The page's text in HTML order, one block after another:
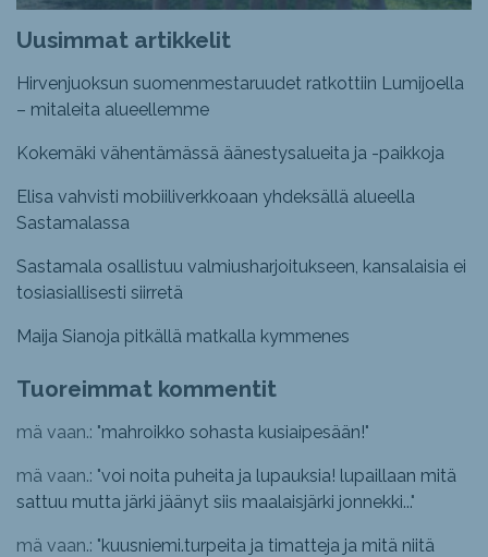
Uusimmat artikkelit
Hirvenjuoksun suomenmestaruudet ratkottiin Lumijoella
– mitaleita alueellemme
Kokemäki vähentämässä äänestysalueita ja -paikkoja
Elisa vahvisti mobiiliverkkoaan yhdeksällä alueella
Sastamalassa
Sastamala osallistuu valmiusharjoitukseen, kansalaisia ei
tosiasiallisesti siirretä
Maija Sianoja pitkällä matkalla kymmenes
Tuoreimmat kommentit
mä vaan.: "mahroikko sohasta kusiaipesään!"
mä vaan.: "voi noita puheita ja lupauksia! lupaillaan mitä
sattuu mutta järki jäänyt siis maalaisjärki jonnekki..."
mä vaan.: "kuusniemi.turpeita ja timatteja ja mitä niitä